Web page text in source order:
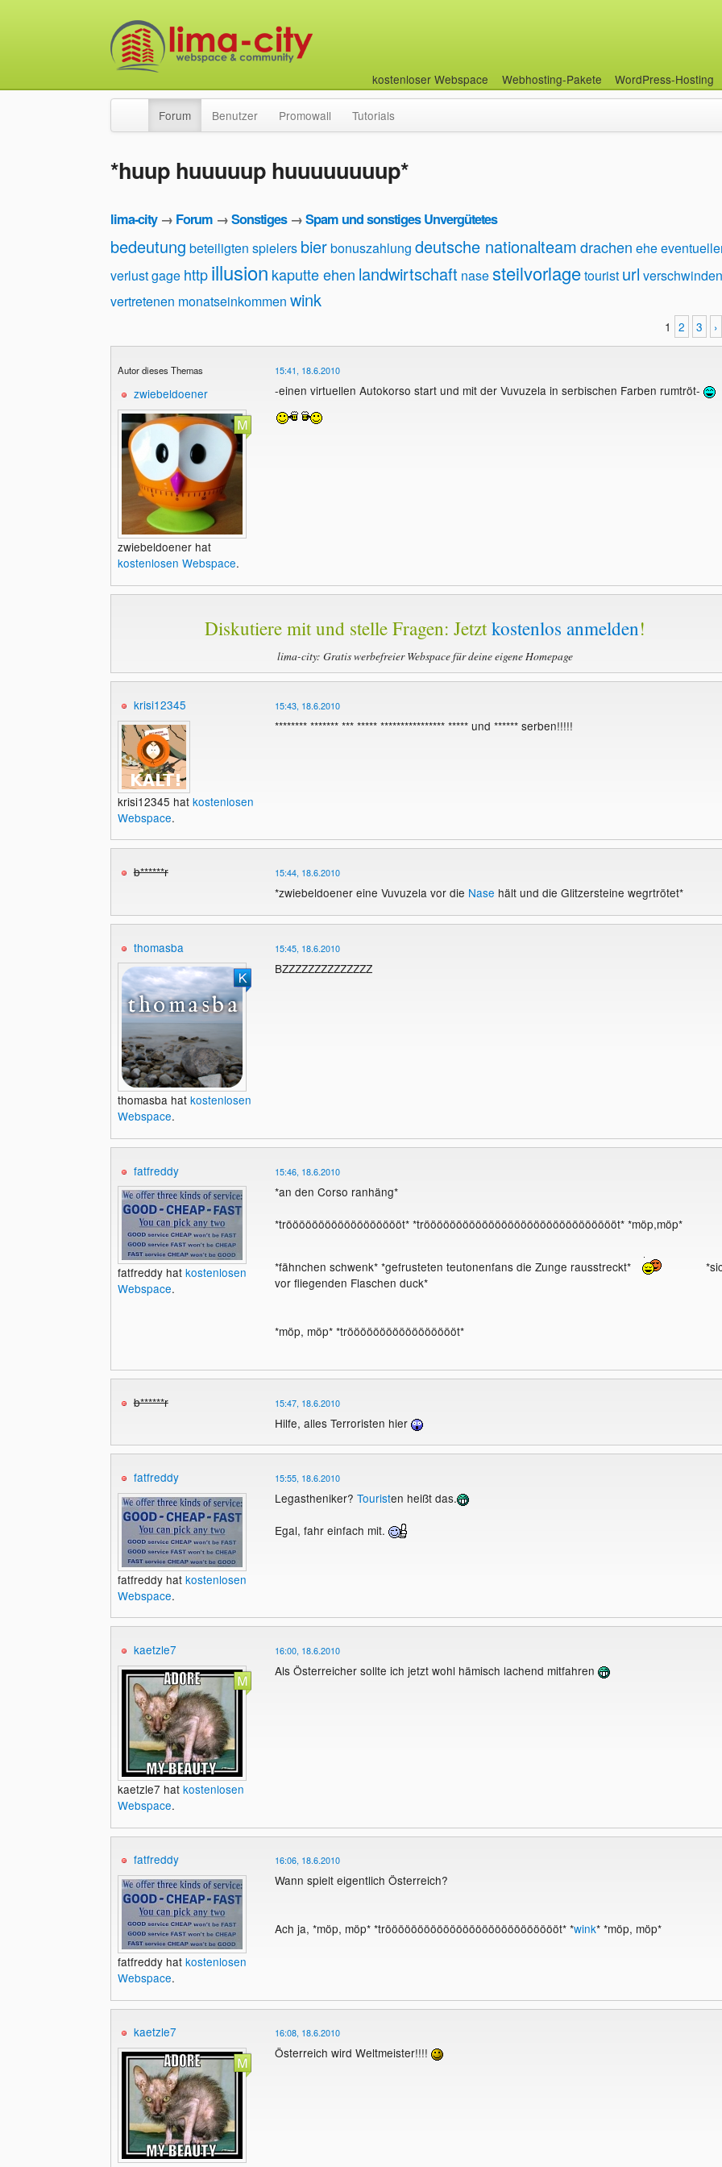
kostenloser Webspace Webhosting-Pakete WordPress-Hosting
Forum Benutzer Promowall Tutorials
*huup huuuuup huuuuuuuup*
lima-city→ Forum →Sonstiges→Spam und sonstiges Unvergütetes
bedeutung beteiligten spielers bierbonuszahlung deutsche nationalteamdrachen ehe
verlustgage httpillusion kaputte ehen landwirtschaft nasesteilvorlagetourist url verschwinden
vertretenen monatseinkommen wink
1 2 3 ›
Autor dieses Themas
zwiebeldoener
zwiebeldoener hat
kostenlosen Webspace.
15:41, 18.6.2010
-einen virtuellen Autokorso start und mit der Vuvuzela in serbischen Farben rumtröt-
Diskutiere mit und stelle Fragen: Jetztkostenlos anmelden!
lima-city: Gratis werbefreier Webspace für deine eigene Homepage
krisi12345
krisi12345 hat kostenlosen
Webspace.
15:43, 18.6.2010
******** ******* *** ***** **************** ***** und ****** serben!!!!!
b******r 15:44, 18.6.2010
*zwiebeldoener eine Vuvuzela vor die Nase hält und die Glitzersteine wegrtrötet*
thomasba
thomasba hat kostenlosen
Webspace.
15:45, 18.6.2010
BZZZZZZZZZZZZZZ
fatfreddy
fatfreddy hat kostenlosen
Webspace.
15:46, 18.6.2010
*an den Corso ranhäng*
*trööööööööööööööööööt* *trööööööööööööööööööööööööööööööt* *möp,möp*
*fähnchen schwenk* *gefrusteten teutonenfans die Zunge rausstreckt*
vor fliegenden Flaschen duck*
*möp, möp* *tröööööööööööööööööt*
b******r 15:47, 18.6.2010
Hilfe, alles Terroristen hier
fatfreddy
fatfreddy hat kostenlosen
Webspace.
15:55, 18.6.2010
Legastheniker? Touristen heißt das.
Egal, fahr einfach mit.
kaetzle7
kaetzle7 hat kostenlosen
Webspace.
16:00, 18.6.2010
Als Österreicher sollte ich jetzt wohl hämisch lachend mitfahren
fatfreddy
fatfreddy hat kostenlosen
Webspace.
16:06, 18.6.2010
Wann spielt eigentlich Österreich?
Ach ja, *möp, möp* *tröööööööööööööööööööööööööööt* *wink* *möp, möp*
kaetzle7 16:08, 18.6.2010
Österreich wird Weltmeister!!!!